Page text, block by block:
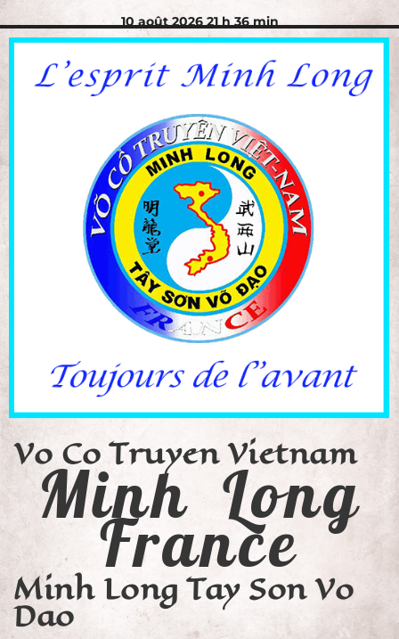
10 août 2026 21 h 36 min
Vo Co Truyen Vietnam
Minh Long
France
Minh Long Tay Son Vo
Dao